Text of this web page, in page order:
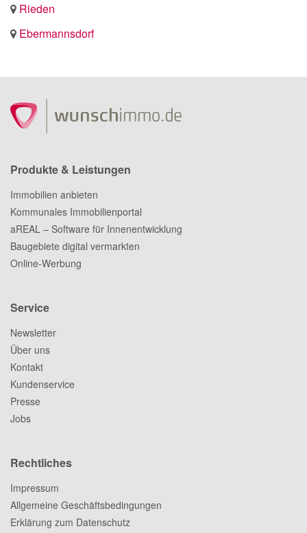
Rieden
Ebermannsdorf
Produkte & Leistungen
Immobilien anbieten
Kommunales Immobilienportal
aREAL – Software für Innenentwicklung
Baugebiete digital vermarkten
Online-Werbung
Service
Newsletter
Über uns
Kontakt
Kundenservice
Presse
Jobs
Rechtliches
Impressum
Allgemeine Geschäftsbedingungen
Erklärung zum Datenschutz